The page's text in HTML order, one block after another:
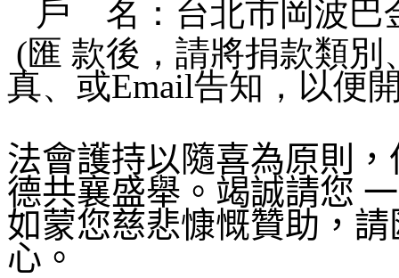
戶
名：台北市岡波巴
(匯 款後，請將捐款類
真、或Email告知，以便
法會護持以隨喜為原則
德共襄盛舉。竭誠請您
如蒙您慈悲慷慨贊助，
心。